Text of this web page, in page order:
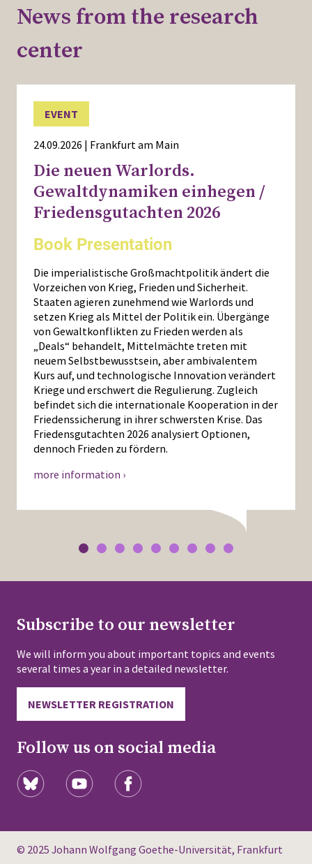
News from the research
center
EVENT
24.09.2026 | Frankfurt am Main
Die neuen Warlords.
Gewaltdynamiken einhegen /
Friedensgutachten 2026
Book Presentation
Die imperialistische Großmachtpolitik ändert die
Vorzeichen von Krieg, Frieden und Sicherheit.
Staaten agieren zunehmend wie Warlords und
setzen Krieg als Mittel der Politik ein. Übergänge
von Gewaltkonflikten zu Frieden werden als
„Deals“ behandelt, Mittelmächte treten mit
neuem Selbstbewusstsein, aber ambivalentem
Kurs auf, und technologische Innovation verändert
Kriege und erschwert die Regulierung. Zugleich
befindet sich die internationale Kooperation in der
Friedenssicherung in ihrer schwersten Krise. Das
Friedensgutachten 2026 analysiert Optionen,
dennoch Frieden zu fördern.
more information ›
Subscribe to our newsletter
We will inform you about important topics and events
several times a year in a detailed newsletter.
NEWSLETTER REGISTRATION
Follow us on social media
© 2025 Johann Wolfgang Goethe-Universität, Frankfurt